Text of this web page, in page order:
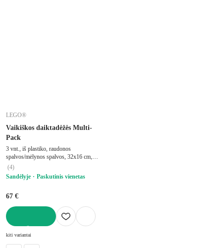
LEGO®
Vaikiškos daiktadėžės Multi-
Pack
3 vnt., iš plastiko, raudonos
spalvos/mėlynos spalvos, 32x16 cm,
aukštis 11 cm
(4)
Sandėlyje
Paskutinis vienetas
67 €
kiti variantai